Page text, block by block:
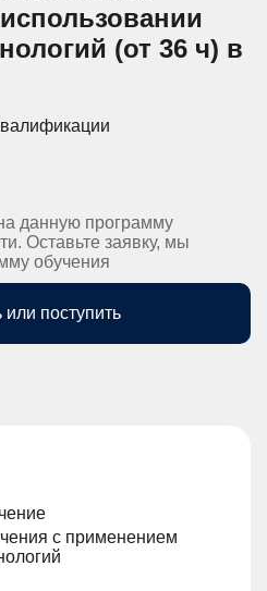
(от 36 ч) в
данную программу
Оставьте заявку, мы
обучения
поступить
с применением